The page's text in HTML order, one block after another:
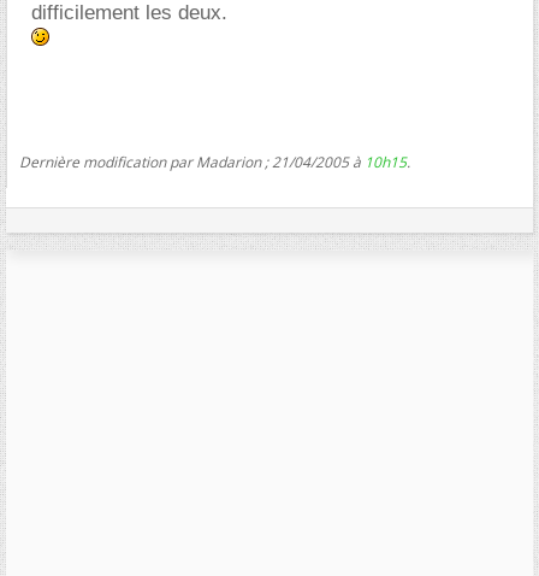
difficilement les deux.
Dernière modification par Madarion ; 21/04/2005 à 10h15.